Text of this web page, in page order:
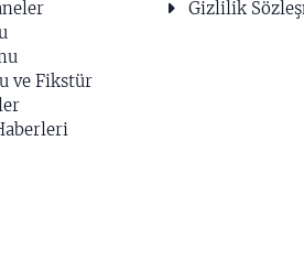
ve Fikstür
Gizlilik